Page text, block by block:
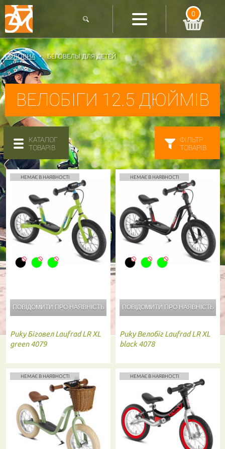
0
ГОЛОВНА БЕГОВЕЛЫ ДЛЯ ДЕТЕЙ
ВЕЛОБІГИ 12.5 ДЮЙМІВ
КАТАЛОГ
ТОВАРІВ
ФІЛЬТР
ТОВАРІВ
НЕМАЄ В НАЯВНОСТІ
ПОВІДОМИТИ ПРО НАЯВНІСТЬ
Puky Біговел Laufrad LR XL
green 4079
НЕМАЄ В НАЯВНОСТІ
ПОВІДОМИТИ ПРО НАЯВНІСТЬ
Puky Велобіг Laufrad LR XL
black 4078
НЕМАЄ В НАЯВНОСТІ НЕМАЄ В НАЯВНОСТІ